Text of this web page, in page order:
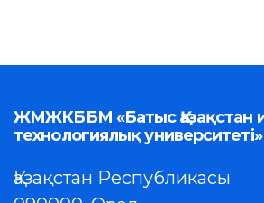
ЖМЖКББМ «Батыс Қазақстан
технологиялық университеті»
Қазақстан Республикасы